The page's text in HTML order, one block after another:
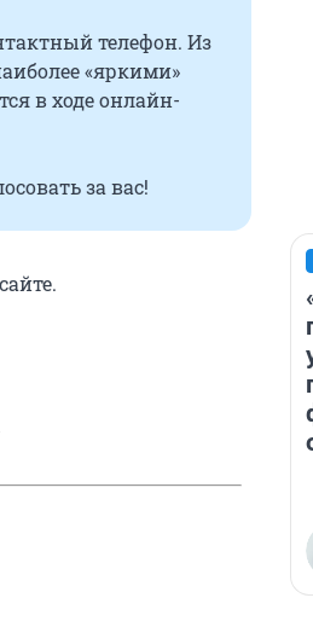
телефон. Из
«яркими»
в ходе онлайн-
за вас!